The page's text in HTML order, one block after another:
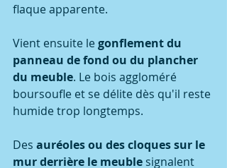
flaque apparente.
Vient ensuite le gonflement du
panneau de fond ou du plancher
du meuble. Le bois aggloméré
boursoufle et se délite dès qu'il reste
humide trop longtemps.
Des auréoles ou des cloques sur le
mur derrière le meuble signalent